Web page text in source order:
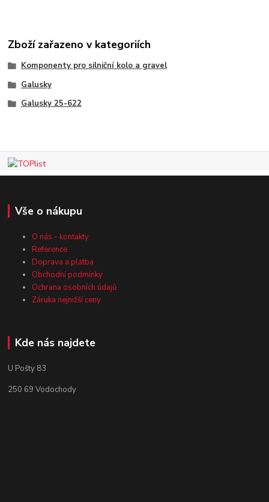
Zboží zařazeno v kategoriích
Komponenty pro silniční kolo a gravel
Galusky
Galusky 25-622
Vše o nákupu
O nás - kontakty
Reference
Doprava a platba
Obchodní podmínky
Ochrana osobních údajů
Záruka nejnižší ceny
Kde nás najdete
U Pošty 83
250 69 Vodochody